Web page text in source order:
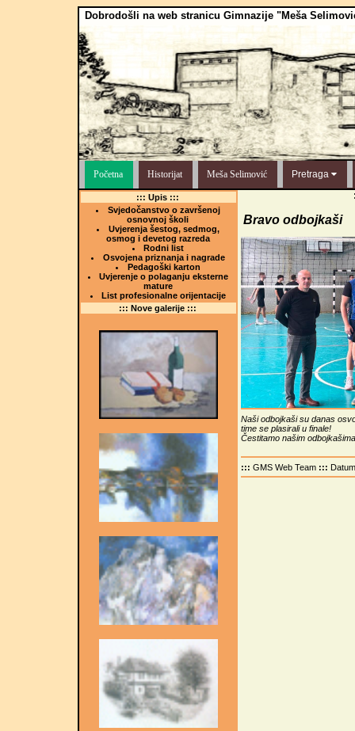
Dobrodošli na web stranicu Gimnazije "Meša
Početna Historijat Meša Selimović Pretraga
::: Upis :::
Svjedočanstvo o završenoj
osnovnoj školi
Uvjerenja šestog, sedmog,
osmog i devetog razreda
Rodni list
Osvojena priznanja i nagrade
Pedagoški karton
Uvjerenje o polaganju eksterne
mature
List profesionalne orijentacije
::: Nove galerije :::
Bravo odbojkaši
Naši odbojkaši su danas
time se plasirali u finale!
Čestitamo našim odbojkašima
::: GMS Web Team :::